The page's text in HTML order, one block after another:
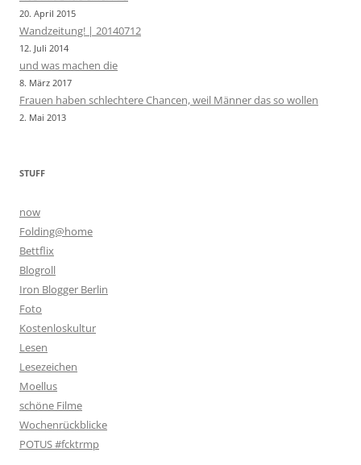
20. April 2015
Wandzeitung! | 20140712
12. Juli 2014
und was machen die
8. März 2017
Frauen haben schlechtere Chancen, weil Männer das so wollen
2. Mai 2013
STUFF
now
Folding@home
Bettflix
Blogroll
Iron Blogger Berlin
Foto
Kostenloskultur
Lesen
Lesezeichen
Moellus
schöne Filme
Wochenrückblicke
POTUS #fcktrmp